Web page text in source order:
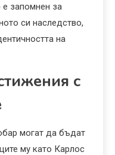
е запомнен за
си наследство,
на
с
могат да бъдат
му като Карлос